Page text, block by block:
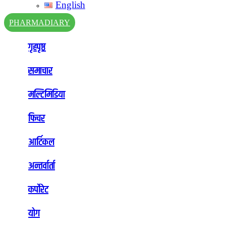
English
PHARMADIARY
गृहपृष्ठ
समाचार
मल्टिमिडिया
फिचर
आर्टिकल
अन्तर्वार्ता
कर्पोरेट
योग